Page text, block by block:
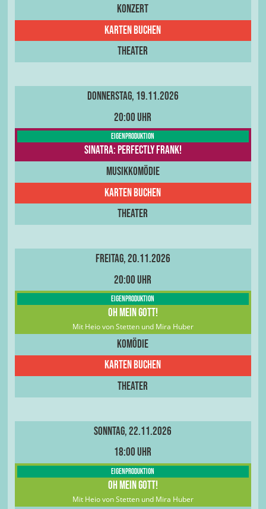
Konzert
Karten buchen
Theater
Donnerstag, 19.11.2026
20:00 Uhr
Eigenproduktion
Sinatra: Perfectly Frank!
Musikkomödie
Karten buchen
Theater
Freitag, 20.11.2026
20:00 Uhr
Eigenproduktion
Oh Mein Gott!
Mit Heio von Stetten und Mira Huber
Komödie
Karten buchen
Theater
Sonntag, 22.11.2026
18:00 Uhr
Eigenproduktion
Oh Mein Gott!
Mit Heio von Stetten und Mira Huber